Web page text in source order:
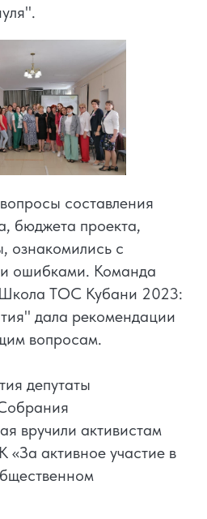
составления
бюджета проекта,
ознакомились с
ошибками. Команда
ТОС Кубани 2023:
дала рекомендации
вопросам.
депутаты
вручили активистам
активное участие в